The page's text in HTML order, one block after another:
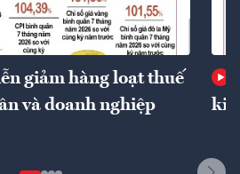
giảm hàng loạt thuế
và doanh nghiệp